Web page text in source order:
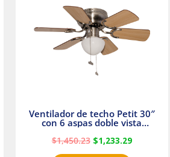
Ventilador de techo Petit 30″
con 6 aspas doble vista
Satinado Masterfan
$1,450.23 $1,233.29